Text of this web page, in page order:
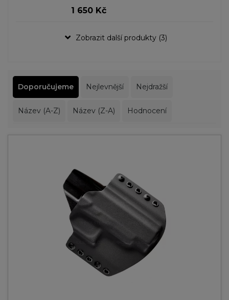
IWB - vnitřní Barva: Černá
1 650 Kč
Zobrazit další produkty (3)
Doporučujeme Nejlevnější Nejdražší
Název (A-Z) Název (Z-A) Hodnocení